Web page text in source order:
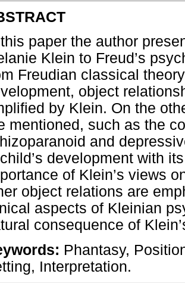
paper the author
Klein to Freud’s
Freudian classical
object
by Klein. On the
mentioned, such as the
and
development with
of Klein’s views
object relations are
aspects of Kleinian
consequence of
Phantasy,
Interpretation.